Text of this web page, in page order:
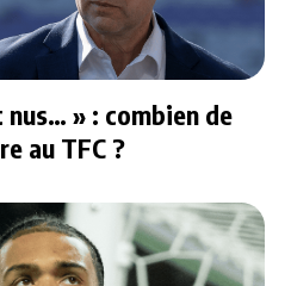
» : combien de
au TFC ?